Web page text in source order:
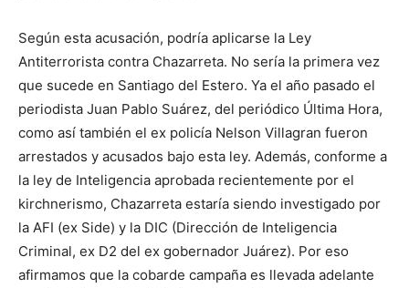
Según esta acusación, podría aplicarse la Ley
Antiterrorista contra Chazarreta. No sería la primera vez
que sucede en Santiago del Estero. Ya el año pasado el
periodista Juan Pablo Suárez, del periódico Última Hora,
como así también el ex policía Nelson Villagran fueron
arrestados y acusados bajo esta ley. Además, conforme a
la ley de Inteligencia aprobada recientemente por el
kirchnerismo, Chazarreta estaría siendo investigado por
la AFI (ex Side) y la DIC (Dirección de Inteligencia
Criminal, ex D2 del ex gobernador Juárez). Por eso
afirmamos que la cobarde campaña es llevada adelante